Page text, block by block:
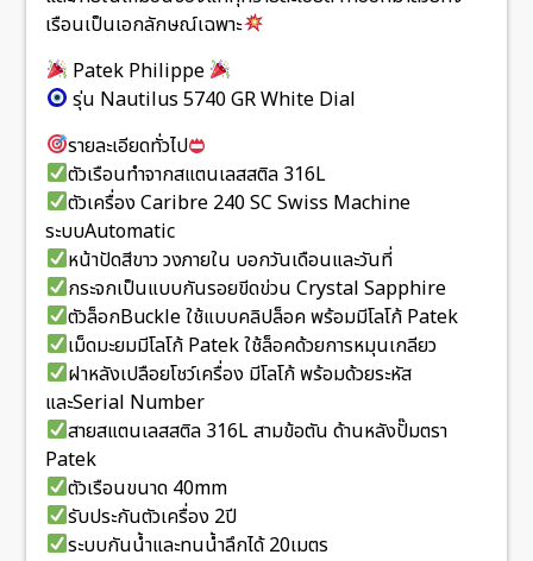
เรือนเป็นเอกลักษณ์เฉพาะ
Patek Philippe
รุ่น Nautilus 5740 GR White Dial
รายละเอียดทั่วไป
ตัวเรือนทำจากสแตนเลสสติล 316L
ตัวเครื่อง Caribre 240 SC Swiss Machine
ระบบAutomatic
หน้าปัดสีขาว วงภายใน บอกวันเดือนและวันที่
กระจกเป็นแบบกันรอยขีดข่วน Crystal Sapphire
ตัวล็อกBuckle ใช้แบบคลิปล็อค พร้อมมีโลโก้ Patek
เม็ดมะยมมีโลโก้ Patek ใช้ล็อคด้วยการหมุนเกลียว
ฝาหลังเปลือยโชว์เครื่อง มีโลโก้ พร้อมด้วยระหัส
และSerial Number
สายสแตนเลสสติล 316L สามข้อตัน ด้านหลังปั๊มตรา
Patek
ตัวเรือนขนาด 40mm
รับประกันตัวเครื่อง 2ปี
ระบบกันน้ำและทนน้ำลึกได้ 20เมตร